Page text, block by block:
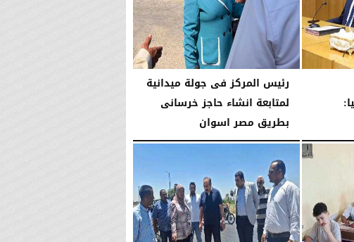
رئيس المركز فى جولة ميدانية
لمتابعة انشاء حاجز خرسانى
بطريق مصر اسوان
السبت، 18 يوليو 2026 08:43 مـ